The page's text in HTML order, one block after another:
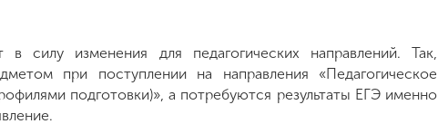
изменения для педагогических направлений. Так,
при поступлении на направления «Педагогическое
подготовки)», а потребуются результаты ЕГЭ именно